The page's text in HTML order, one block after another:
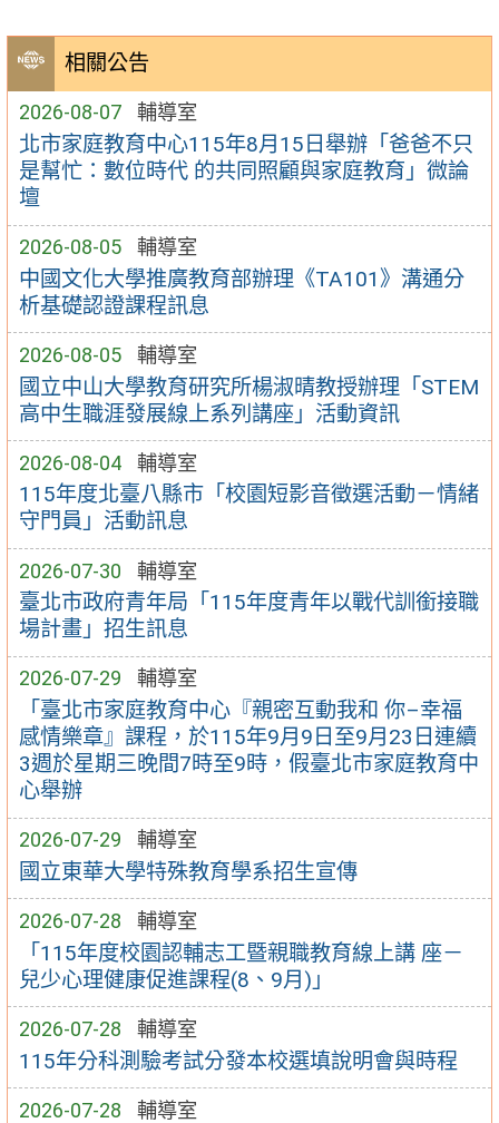
相關公告
2026-08-07 輔導室
北市家庭教育中心115年8月15日舉辦「爸爸不只
是幫忙：數位時代 的共同照顧與家庭教育」微論
壇
2026-08-05 輔導室
中國文化大學推廣教育部辦理《TA101》溝通分
析基礎認證課程訊息
2026-08-05 輔導室
國立中山大學教育研究所楊淑晴教授辦理「STEM
高中生職涯發展線上系列講座」活動資訊
2026-08-04 輔導室
115年度北臺八縣市「校園短影音徵選活動－情緒
守門員」活動訊息
2026-07-30 輔導室
臺北市政府青年局「115年度青年以戰代訓銜接職
場計畫」招生訊息
2026-07-29 輔導室
「臺北市家庭教育中心『親密互動我和 你–幸福
感情樂章』課程，於115年9月9日至9月23日連續
3週於星期三晚間7時至9時，假臺北市家庭教育中
心舉辦
2026-07-29 輔導室
國立東華大學特殊教育學系招生宣傳
2026-07-28 輔導室
「115年度校園認輔志工暨親職教育線上講 座－
兒少心理健康促進課程(8、9月)」
2026-07-28 輔導室
115年分科測驗考試分發本校選填說明會與時程
2026-07-28 輔導室